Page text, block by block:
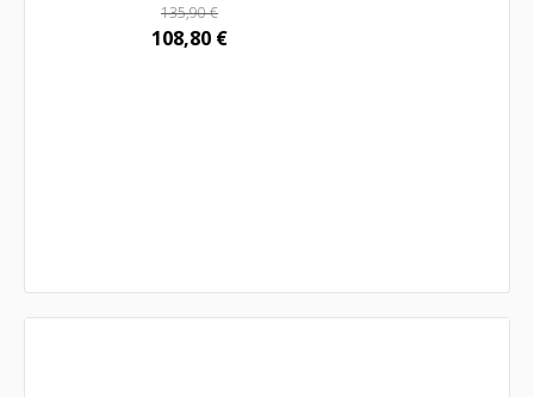
135,90€
108,80 €